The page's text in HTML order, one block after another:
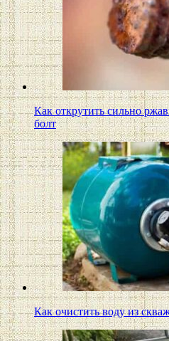
Как открутить сильно
болт
Как очистить воду из